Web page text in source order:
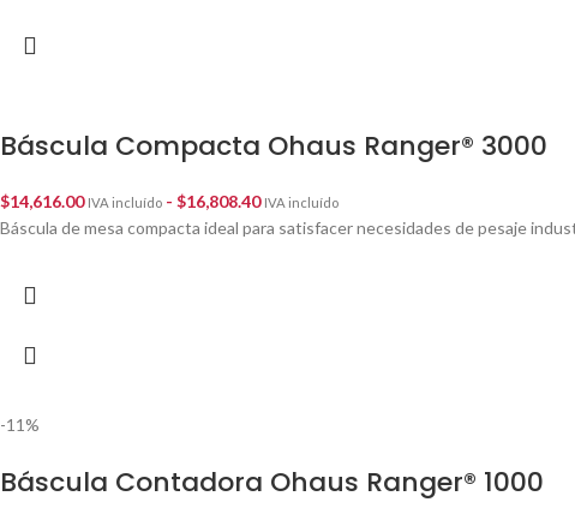
Báscula Compacta Ohaus Ranger® 3000
$14,616.00 IVA incluído - $16,808.40 IVA incluído
Báscula de mesa compacta ideal para satisfacer necesidades de pesaje
-11%
Báscula Contadora Ohaus Ranger® 1000